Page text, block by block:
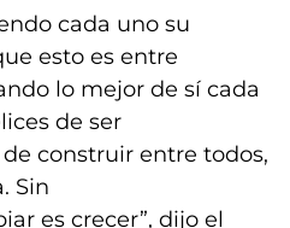
cada uno su
esto es entre
lo mejor de sí cada
de ser
construir entre todos,
Sin
es crecer”, dijo el